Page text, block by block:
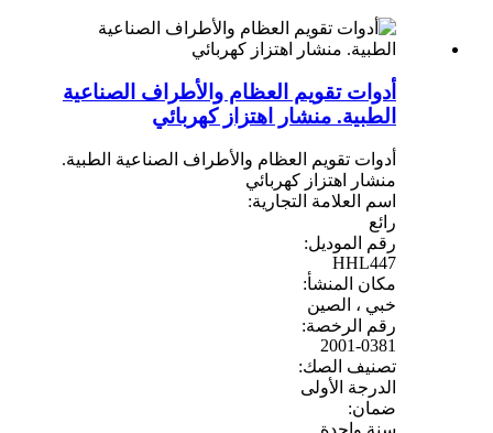
أدوات تقويم العظام والأطراف الصناعية
الطبية. منشار اهتزاز كهربائي
أدوات تقويم العظام والأطراف الصناعية الطبية.
منشار اهتزاز كهربائي
اسم العلامة التجارية:
رائع
رقم الموديل:
HHL447
مكان المنشأ:
خبي ، الصين
رقم الرخصة:
2001-0381
تصنيف الصك:
الدرجة الأولى
ضمان: